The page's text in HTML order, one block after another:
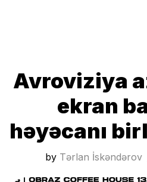
Avroviziya
ekran
həyəcanı
by Tərlan İskəndərov